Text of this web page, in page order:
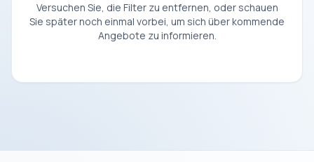
Versuchen Sie, die Filter zu entfernen, oder schauen
Sie später noch einmal vorbei, um sich über kommende
Angebote zu informieren.